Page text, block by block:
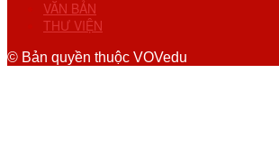
VĂN BẢN
THƯ VIỆN
© Bản quyền thuộc VOVedu